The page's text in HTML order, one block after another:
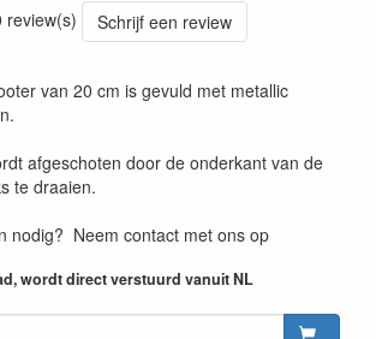
review(s)
Schrijf een review
van 20 cm is gevuld met metallic
afgeschoten door de onderkant van de
te draaien.
nodig? Neem contact met ons op
wordt direct verstuurd vanuit NL